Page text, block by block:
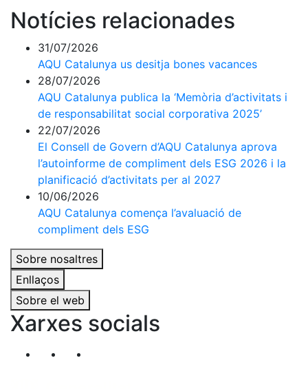
Notícies relacionades
31/07/2026
AQU Catalunya us desitja bones vacances
28/07/2026
AQU Catalunya publica la ‘Memòria d’activitats i
de responsabilitat social corporativa 2025’
22/07/2026
El Consell de Govern d’AQU Catalunya aprova
l’autoinforme de compliment dels ESG 2026 i la
planificació d’activitats per al 2027
10/06/2026
AQU Catalunya comença l’avaluació de
compliment dels ESG
Sobre nosaltres
Enllaços
Sobre el web
Xarxes socials
Segueix-nos al nostre canal de Twitter